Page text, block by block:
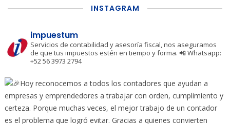
INSTAGRAM
impuestum
Servicios de contabilidad y asesoría fiscal, nos aseguramos
de que tus impuestos estén en tiempo y forma. 📲 Whatsapp:
+52 56 3973 2794